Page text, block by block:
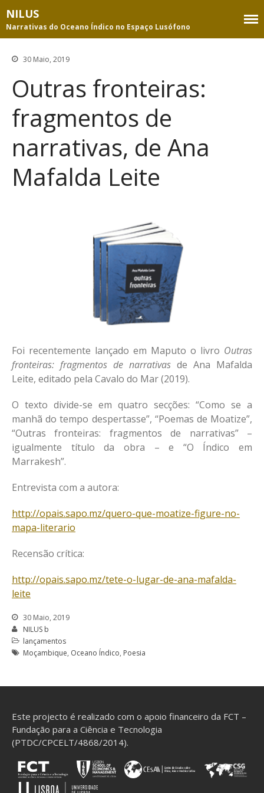
Consultores
Objetivos e atividades
Metodologia
Publicações da equipa
Apoios e parcerias
Índice de assuntos
Índice de autores
Índice de títulos
Outros
Projetos anteriores
NNPC
Ligações
Colóquio
Conferencias organizadas pelo
Colóquio Internacional
Outras fronteiras: fragmentos
Fevereiro 2020
NILUS
Narrativas do Oceano Índico no Espaço Lusófono
30 Maio, 2019
Outras fronteiras:
fragmentos de
narrativas, de Ana
Mafalda Leite
Foi recentemente lançado em Maputo o livro Outras
fronteiras: fragmentos de narrativas de Ana Mafalda
Leite, editado pela Cavalo do Mar (2019).
O texto divide-se em quatro secções: “Como se a
manhã do tempo despertasse”, “Poemas de Moatize”,
“Outras fronteiras: fragmentos de narrativas” –
igualmente título da obra – e “O Índico em
Marrakesh”.
Entrevista com a autora:
http://opais.sapo.mz/quero-que-moatize-figure-no-
mapa-literario
Recensão crítica:
http://opais.sapo.mz/tete-o-lugar-de-ana-mafalda-
leite
30 Maio, 2019
NILUS b
lançamentos
Moçambique, Oceano Índico, Poesia
Este projecto é realizado com o apoio financeiro da FCT –
Fundação para a Ciência e Tecnologia
(PTDC/CPCELT/4868/2014).